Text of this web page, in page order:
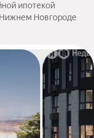
ипотекой
Новгороде